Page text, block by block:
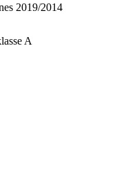
2019/2014
A